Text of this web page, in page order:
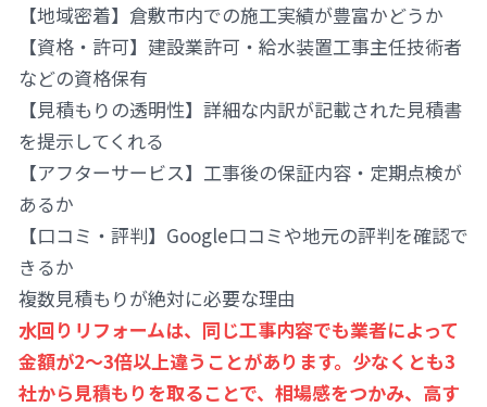
【地域密着】倉敷市内での施工実績が豊富かどうか
【資格・許可】建設業許可・給水装置工事主任技術者
などの資格保有
【見積もりの透明性】詳細な内訳が記載された見積書
を提示してくれる
【アフターサービス】工事後の保証内容・定期点検が
あるか
【口コミ・評判】Google口コミや地元の評判を確認で
きるか
複数見積もりが絶対に必要な理由
水回りリフォームは、同じ工事内容でも業者によって
金額が2〜3倍以上違うことがあります。少なくとも3
社から見積もりを取ることで、相場感をつかみ、高す